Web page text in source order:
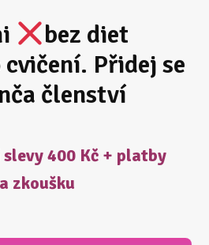
bez diet
Přidej se
členství
400 Kč + platby
zkoušku